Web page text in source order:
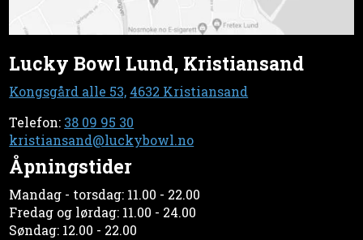
Lucky Bowl Lund, Kristiansand
Kongsgård alle 53, 4632 Kristiansand
Telefon: 38 09 95 30
kristiansand@luckybowl.no
Åpningstider
Mandag - torsdag: 11.00 - 22.00
Fredag og lørdag: 11.00 - 24.00
Søndag: 12.00 - 22.00